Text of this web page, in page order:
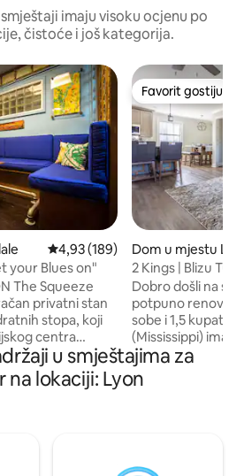
imaju visoku ocjenu po
čistoće i još kategorija.
Prosječna ocjena: 4,93 od 5,
4,93 (189)
your Blues on"
privatni stan
stopa, koji
centra
nalazi u prizemlju
Telegraph (oko
Prodavnice
Favorit gostiju
Favorit gostiju
Dom u mjestu
2 Kings | Blizu
natkrivena
Dobro došli na svoj
potpuno
sobe i 1,5
(Mississippi) ima
size), 1 bračni
na razvlačenje
ograđeni
Tunica kasina,
u smještajima za
na lokaciji: Lyon